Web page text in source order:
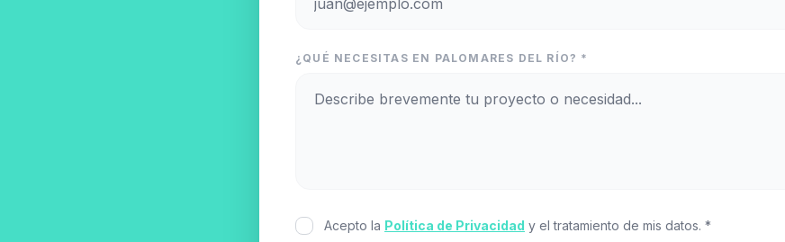
¿QUÉ NECESITAS EN PALOMARES DEL RÍO? *
Acepto la Política de Privacidad y el tratamiento de mis datos. *